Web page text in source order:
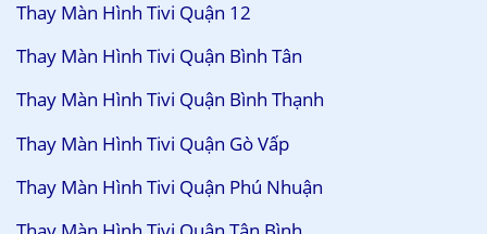
Thay Màn Hình Tivi Quận 12
Thay Màn Hình Tivi Quận Bình Tân
Thay Màn Hình Tivi Quận Bình Thạnh
Thay Màn Hình Tivi Quận Gò Vấp
Thay Màn Hình Tivi Quận Phú Nhuận